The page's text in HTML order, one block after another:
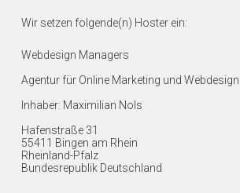
Wir setzen folgende(n) Hoster ein:
Webdesign Managers
Agentur für Online Marketing und Webdesign
Inhaber: Maximilian Nols
Hafenstraße 31
55411 Bingen am Rhein
Rheinland-Pfalz
Bundesrepublik Deutschland